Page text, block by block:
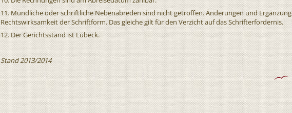
11. Mündliche oder schriftliche Nebenabreden sind nicht getroffen. Änderungen und
Rechtswirksamkeit der Schriftform. Das gleiche gilt für den Verzicht auf das Schrifterfordernis.
12. Der Gerichtsstand ist Lübeck.
Stand 2013/2014